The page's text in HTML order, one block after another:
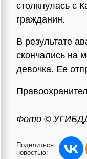
столкнулась с
гражданин.
В результате
скончались на
девочка. Ее
Фото © УГИБДД
Поделиться
новостью: